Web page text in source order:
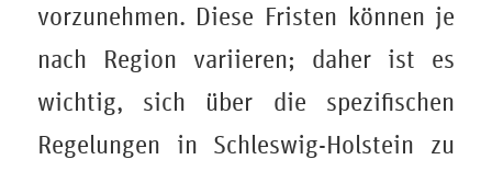
vorzunehmen. Diese Fristen können je
nach Region variieren; daher ist es
wichtig, sich über die spezifischen
Regelungen in Schleswig-Holstein zu